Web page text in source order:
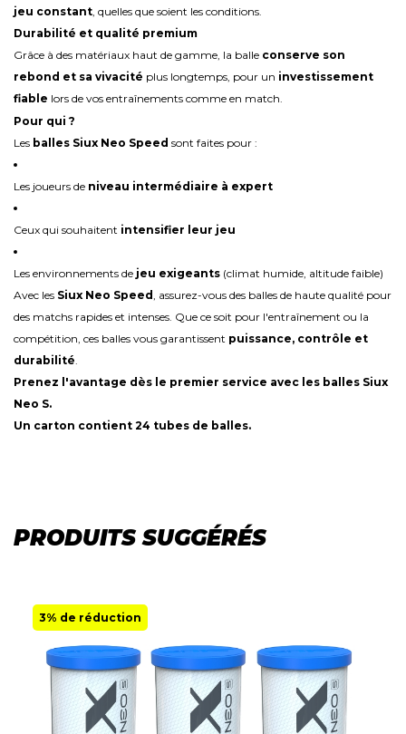
jeu constant, quelles que soient les conditions.
Durabilité et qualité premium
Grâce à des matériaux haut de gamme, la balle conserve son
rebond et sa vivacité plus longtemps, pour un investissement
fiable lors de vos entraînements comme en match.
Pour qui ?
Les balles Siux Neo Speed sont faites pour :
Les joueurs de niveau intermédiaire à expert
Ceux qui souhaitent intensifier leur jeu
Les environnements de jeu exigeants (climat humide, altitude faible)
Avec les Siux Neo Speed, assurez-vous des balles de haute qualité pour
des matchs rapides et intenses. Que ce soit pour l'entraînement ou la
compétition, ces balles vous garantissent puissance, contrôle et
durabilité.
Prenez l'avantage dès le premier service avec les balles Siux
Neo S.
Un carton contient 24 tubes de balles.
PRODUITS SUGGÉRÉS
3% de réduction